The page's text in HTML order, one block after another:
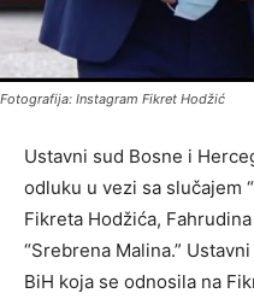
Fotografija: Instagram Fikret Hodžić
Ustavni sud Bosne i
odluku u vezi sa slučajem
Fikreta Hodžića,
“Srebrena Malina.”
BiH koja se odnosila na